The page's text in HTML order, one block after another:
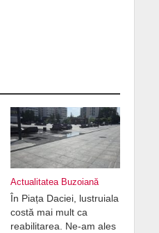
Actualitatea Buzoiană
În Piața Daciei, lustruiala
costă mai mult ca
reabilitarea. Ne-am ales